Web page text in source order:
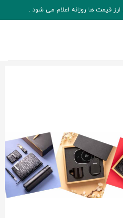
قیمت ها روزانه اعلام می شود .